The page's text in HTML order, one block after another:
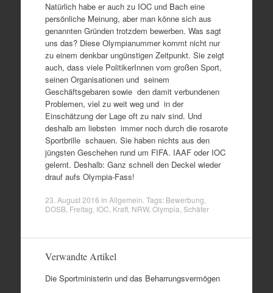
Natürlich habe er auch zu IOC und Bach eine
persönliche Meinung, aber man könne sich aus
genannten Gründen trotzdem bewerben. Was sagt
uns das? Diese Olympianummer kommt nicht nur
zu einem denkbar ungünstigen Zeitpunkt. Sie zeigt
auch, dass viele PolitikerInnen vom großen Sport,
seinen Organisationen und seinem
Geschäftsgebaren sowie den damit verbundenen
Problemen, viel zu weit weg und in der
Einschätzung der Lage oft zu naiv sind. Und
deshalb am liebsten immer noch durch die rosarote
Sportbrille schauen. Sie haben nichts aus den
jüngsten Geschehen rund um FIFA. IAAF oder IOC
gelernt. Deshalb: Ganz schnell den Deckel wieder
drauf aufs Olympia-Fass!
23. August 2016 in Allgemein . Tags: Bewerbung
DOSB, Freitag IOC Kraft, NRW, Olympia Schäfer
Verwandte Artikel
Die Sportministerin und das Beharrungsvermögen